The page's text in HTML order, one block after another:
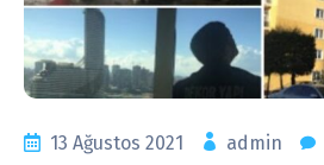
13 Ağustos 2021 admin